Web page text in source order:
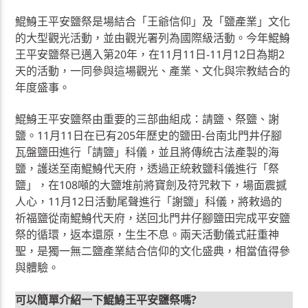
鯤鯓王平安鹽祭是場結合「王爺信仰」及「鹽產業」文化
的大型觀光活動，並由觀光署列為國際級活動。今年鯤鯓
王平安鹽祭已邁入第20年，在11月11日-11月12日為期2
天的活動，一同參與這場觀光、產業、文化與宗教結合的
年度盛事。
鯤鯓王平安鹽祭由重要的三部曲組成：請鹽、祭鹽、謝
鹽。11月11日在已有205年歷史的鹽田-台南北門井仔腳
瓦盤鹽田進行「請鹽」科儀，並且將傳統古法產製的海
鹽，護送至南鯤鯓代天府，透過正統敕鹽科儀進行「祭
鹽」，在108噸的大鹽堆前將寶劍及符咒敕下，場面震撼
人心，11月12日活動尾聲進行「謝鹽」科儀，將敕過的
祈福鹽從南鯤鯓代天府，送回北門井仔腳鹽田完成平安鹽
祭的循環，返本還原，生生不息。兩天活動儀式莊重神
聖，是獨一無二鹽產業結合信仰的文化盛典，相當值得參
與體驗。
可以簡單介紹一下鯤鯓王平安鹽祭嗎?